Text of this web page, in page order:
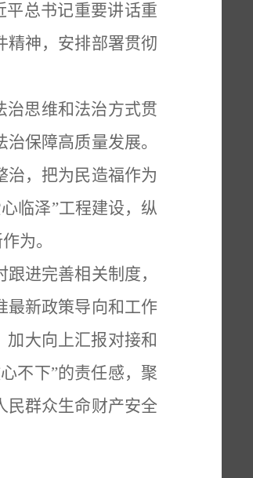
平总书记重要讲话重
精神，安排部署贯彻
治思维和法治方式贯
保障高质量发展。
治，把为民造福作为
临泽”工程建设，纵
为。
进完善相关制度，
最新政策导向和工作
加大向上汇报对接和
不下”的责任感，聚
民群众生命财产安全